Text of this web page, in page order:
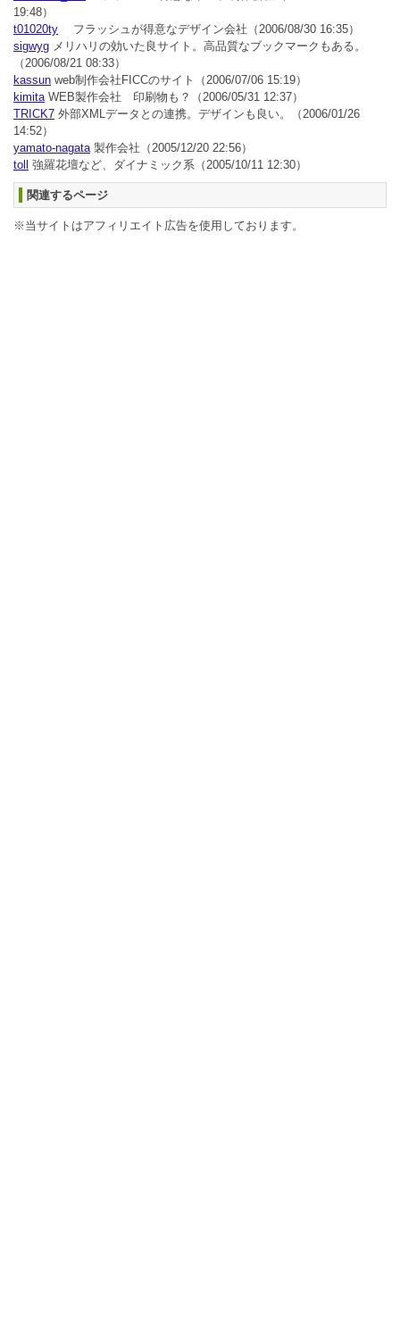
19:48）
t01020ty フラッシュが得意なデザイン会社 （2006/08/30 16:35）
sigwyg メリハリの効いた良サイト。高品質なブックマークもある。
（2006/08/21 08:33）
kassun web制作会社FICCのサイト
（2006/07/06 15:19）
kimitaWEB製作会社 印刷物も？
（2006/05/31 12:37）
TRICK7 外部XMLデータとの連携。デザインも良い。
（2006/01/26
14:52）
yamato-nagata製作会社 （2005/12/20 22:56）
toll
強羅花壇など、ダイナミック系 （2005/10/11 12:30）
関連するページ
※当サイトはアフィリエイト広告を使用しております。